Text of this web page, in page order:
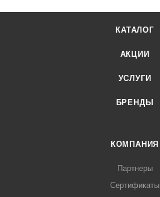
КАТАЛОГ
АКЦИИ
УСЛУГИ
БРЕНДЫ
КОМПАНИЯ
Партнеры
Сертификаты